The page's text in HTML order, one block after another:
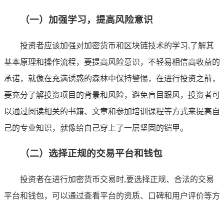
（一）加强学习，提高风险意识
投资者应该加强对加密货币和区块链技术的学习,了解其
基本原理和操作流程，要提高风险意识，不轻易相信高收益的
承诺，就像在充满诱惑的森林中保持警惕，在进行投资之前，
要充分了解投资项目的背景和风险，避免盲目跟风，投资者可
以通过阅读相关的书籍、文章和参加培训课程等方式来提高自
己的专业知识，就像给自己穿上了一层坚固的铠甲。
（二）选择正规的交易平台和钱包
投资者在进行加密货币交易时,要选择正规、合法的交易
平台和钱包，可以通过查看平台的资质、口碑和用户评价等方